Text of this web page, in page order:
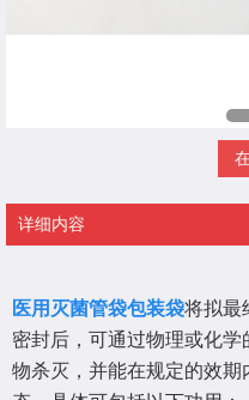
详细内容
医用灭菌管袋包装袋将拟最
密封后，可通过物理或化
物杀灭，并能在规定的效